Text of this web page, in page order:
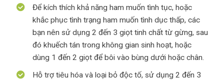
Để kích thích khả năng ham muốn tình tục, hoặc
khắc phục tình trạng ham muốn tình dục thấp, các
bạn nên sử dụng 2 đến 3 giọt tinh chất từ gừng, sau
đó khuếch tán trong không gian sinh hoạt, hoặc
dùng 1 đến 2 giọt để bôi vào bùng dưới hoặc chân.
Hỗ trợ tiêu hóa và loại bỏ độc tố, sử dụng 2 đến 3